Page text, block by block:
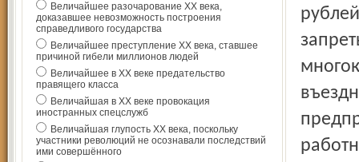
Величайшее разочарование ХХ века,
доказавшее невозможность построения
справедливого государства
Величайшее преступление ХХ века, ставшее
причиной гибели миллионов людей
Величайшее в ХХ веке предательство
правящего класса
Величайшая в ХХ веке провокация
иностранных спецслужб
Величайшая глупость ХХ века, поскольку
участники революций не осознавали последствий
ими совершённого